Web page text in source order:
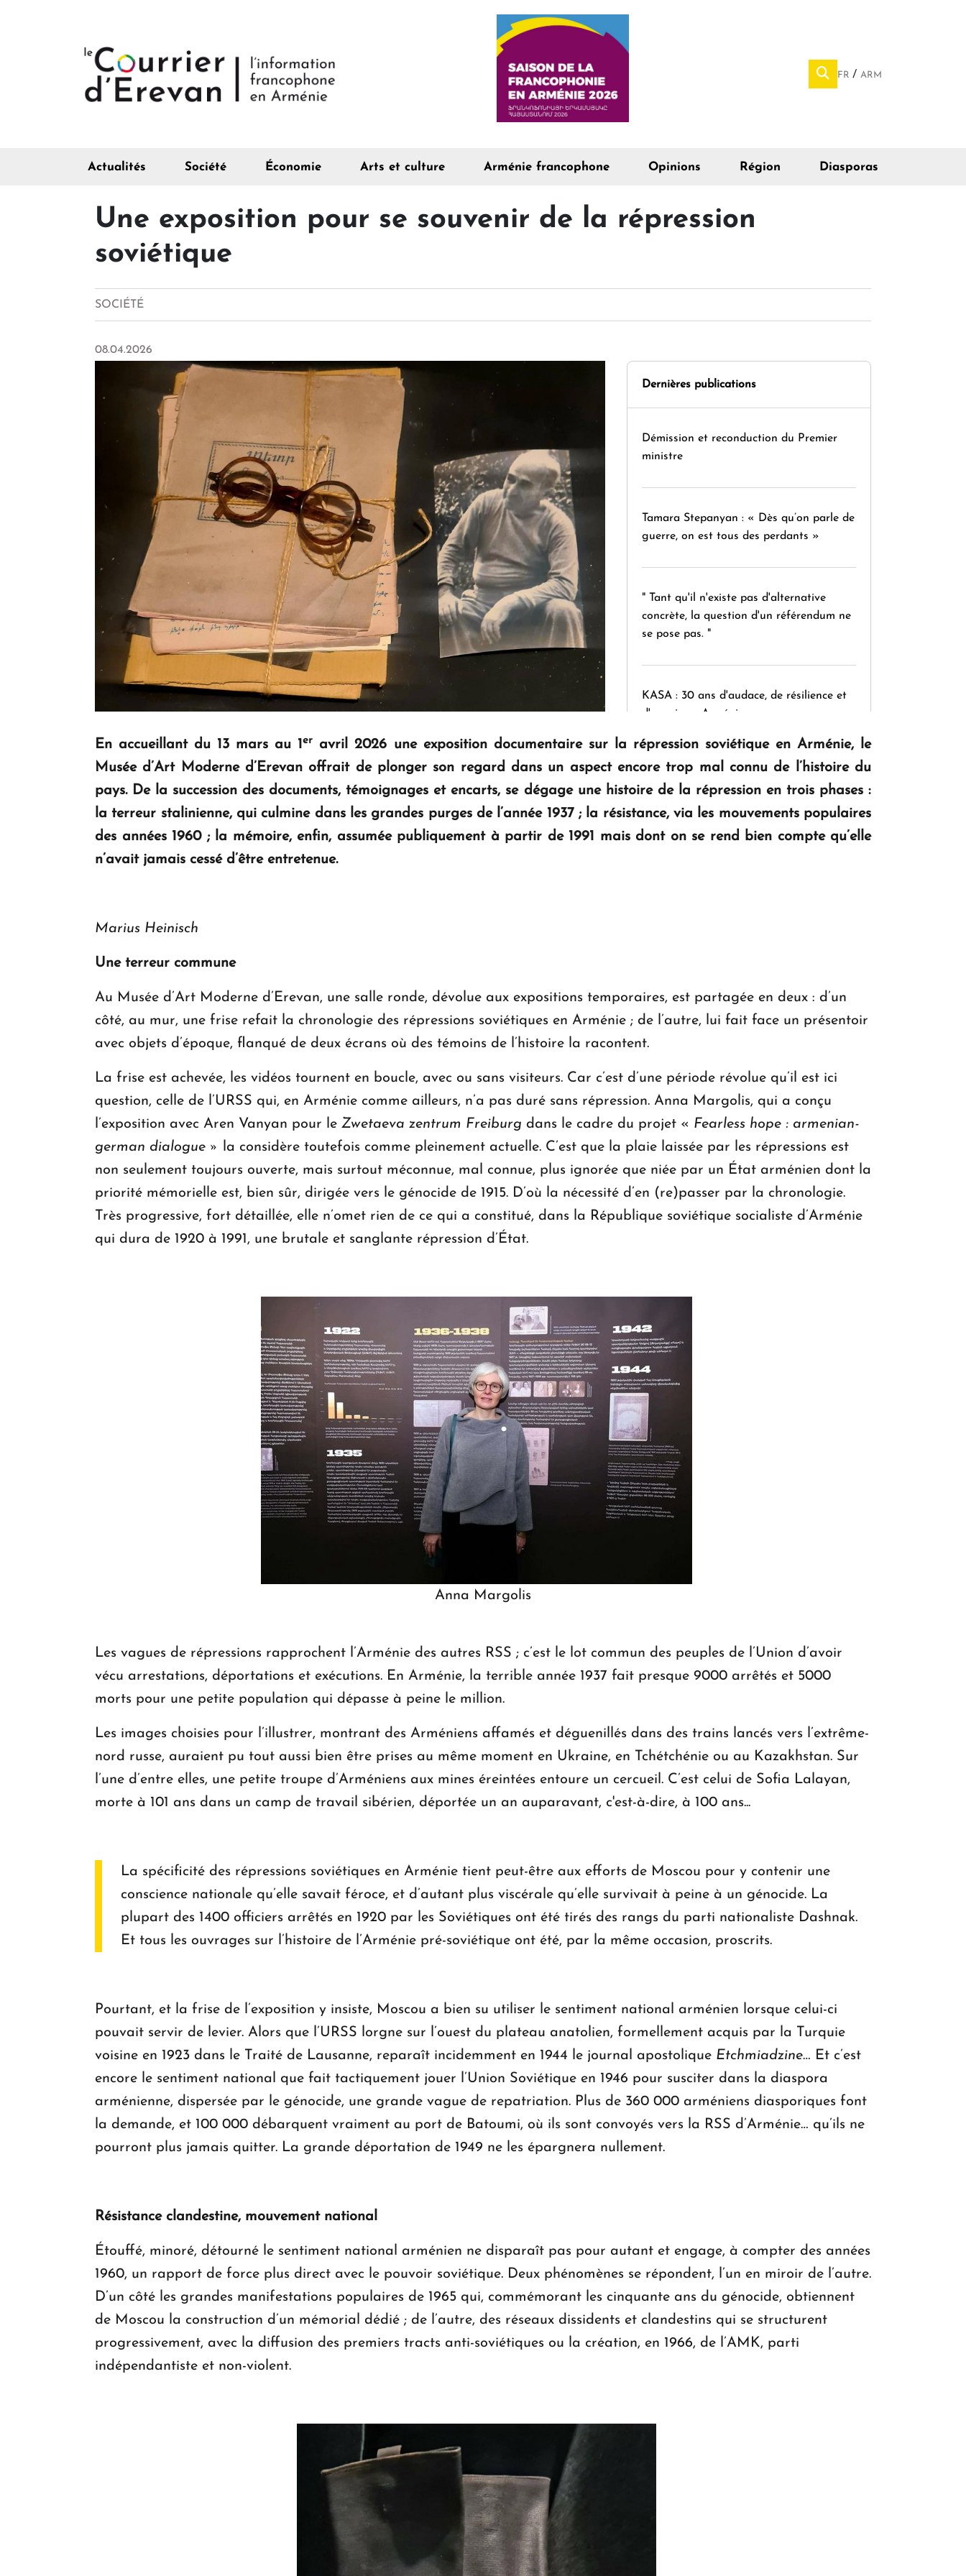
FR ARM
Actualités Société Économie Arts et culture Arménie francophone Opinions Région Diasporas
Une exposition pour se souvenir de la répression
soviétique
SOCIÉTÉ
08.04.2026
Dernières publications
Démission et reconduction du Premier
ministre
Tamara Stepanyan : « Dès qu’on parle de
guerre, on est tous des perdants »
" Tant qu'il n'existe pas d'alternative
concrète, la question d'un référendum ne
se pose pas. "
KASA : 30 ans d'audace, de résilience et
d'avenir en Arménie
Le premier hôtel Hyatt Regency
d'Arménie ouvrira ses portes à Dilijan
En accueillant du 13 mars au 1er
avril 2026 une exposition documentaire sur la répression soviétique en Arménie, le
Musée d’Art Moderne d’Erevan offrait de plonger son regard dans un aspect encore trop mal connu de l’histoire du
pays. De la succession des documents, témoignages et encarts, se dégage une histoire de la répression en trois phases :
la terreur stalinienne, qui culmine dans les grandes purges de l’année 1937 ; la résistance, via les mouvements populaires
des années 1960 ; la mémoire, enfin, assumée publiquement à partir de 1991 mais dont on se rend bien compte qu’elle
n’avait jamais cessé d’être entretenue.
Marius Heinisch
Une terreur commune
Au Musée d’Art Moderne d’Erevan, une salle ronde, dévolue aux expositions temporaires, est partagée en deux : d’un
côté, au mur, une frise refait la chronologie des répressions soviétiques en Arménie ; de l’autre, lui fait face un présentoir
avec objets d’époque, flanqué de deux écrans où des témoins de l’histoire la racontent.
La frise est achevée, les vidéos tournent en boucle, avec ou sans visiteurs. Car c’est d’une période révolue qu’il est ici
question, celle de l’URSS qui, en Arménie comme ailleurs, n’a pas duré sans répression. Anna Margolis, qui a conçu
l’exposition avec Aren Vanyan pour le Zwetaeva zentrum Freiburg dans le cadre du projet « Fearless hope : armenian-
german dialogue » la considère toutefois comme pleinement actuelle. C’est que la plaie laissée par les répressions est
non seulement toujours ouverte, mais surtout méconnue, mal connue, plus ignorée que niée par un État arménien dont la
priorité mémorielle est, bien sûr, dirigée vers le génocide de 1915. D’où la nécessité d’en (re)passer par la chronologie.
Très progressive, fort détaillée, elle n’omet rien de ce qui a constitué, dans la République soviétique socialiste d’Arménie
qui dura de 1920 à 1991, une brutale et sanglante répression d’État.
Anna Margolis
Les vagues de répressions rapprochent l’Arménie des autres RSS ; c’est le lot commun des peuples de l’Union d’avoir
vécu arrestations, déportations et exécutions. En Arménie, la terrible année 1937 fait presque 9000 arrêtés et 5000
morts pour une petite population qui dépasse à peine le million.
Les images choisies pour l’illustrer, montrant des Arméniens affamés et déguenillés dans des trains lancés vers l’extrême-
nord russe, auraient pu tout aussi bien être prises au même moment en Ukraine, en Tchétchénie ou au Kazakhstan. Sur
l’une d’entre elles, une petite troupe d’Arméniens aux mines éreintées entoure un cercueil. C’est celui de Sofia Lalayan,
morte à 101 ans dans un camp de travail sibérien, déportée un an auparavant, c'est-à-dire, à 100 ans...
La spécificité des répressions soviétiques en Arménie tient peut-être aux efforts de Moscou pour y contenir une
conscience nationale qu’elle savait féroce, et d’autant plus viscérale qu’elle survivait à peine à un génocide. La
plupart des 1400 officiers arrêtés en 1920 par les Soviétiques ont été tirés des rangs du parti nationaliste Dashnak.
Et tous les ouvrages sur l’histoire de l’Arménie pré-soviétique ont été, par la même occasion, proscrits.
Pourtant, et la frise de l’exposition y insiste, Moscou a bien su utiliser le sentiment national arménien lorsque celui-ci
pouvait servir de levier. Alors que l’URSS lorgne sur l’ouest du plateau anatolien, formellement acquis par la Turquie
voisine en 1923 dans le Traité de Lausanne, reparaît incidemment en 1944 le journal apostolique Etchmiadzine… Et c’est
encore le sentiment national que fait tactiquement jouer l’Union Soviétique en 1946 pour susciter dans la diaspora
arménienne, dispersée par le génocide, une grande vague de repatriation. Plus de 360 000 arméniens diasporiques font
la demande, et 100 000 débarquent vraiment au port de Batoumi, où ils sont convoyés vers la RSS d’Arménie… qu’ils ne
pourront plus jamais quitter. La grande déportation de 1949 ne les épargnera nullement.
Résistance clandestine, mouvement national
Étouffé, minoré, détourné le sentiment national arménien ne disparaît pas pour autant et engage, à compter des années
1960, un rapport de force plus direct avec le pouvoir soviétique. Deux phénomènes se répondent, l’un en miroir de l’autre.
D’un côté les grandes manifestations populaires de 1965 qui, commémorant les cinquante ans du génocide, obtiennent
de Moscou la construction d’un mémorial dédié ; de l’autre, des réseaux dissidents et clandestins qui se structurent
progressivement, avec la diffusion des premiers tracts anti-soviétiques ou la création, en 1966, de l’AMK, parti
indépendantiste et non-violent.